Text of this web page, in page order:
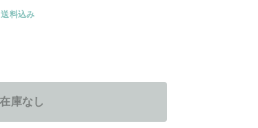
送料込み
在庫なし